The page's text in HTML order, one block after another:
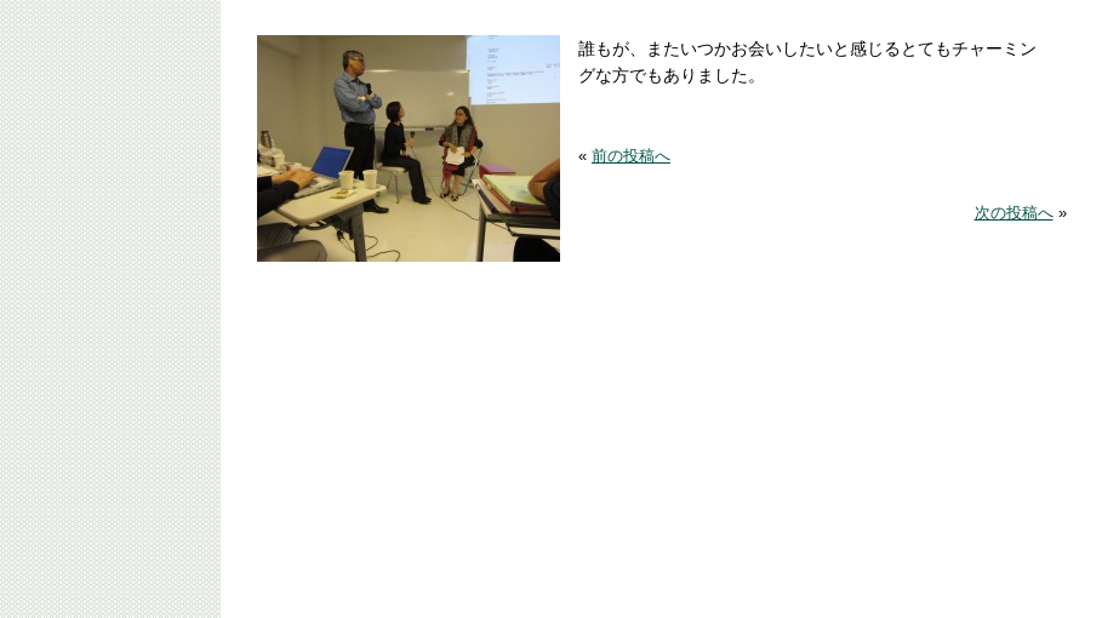
誰もが、またいつかお会いしたいと感じるとてもチャーミン
グな方でもありました。
« 前の投稿へ
次の投稿へ»